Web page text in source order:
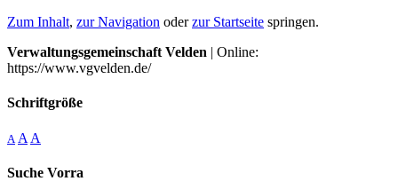
Zum Inhalt, zur Navigation oderzur Startseite springen.
Verwaltungsgemeinschaft Velden | Online:
https://www.vgvelden.de/
Schriftgröße
A A A
Suche Vorra